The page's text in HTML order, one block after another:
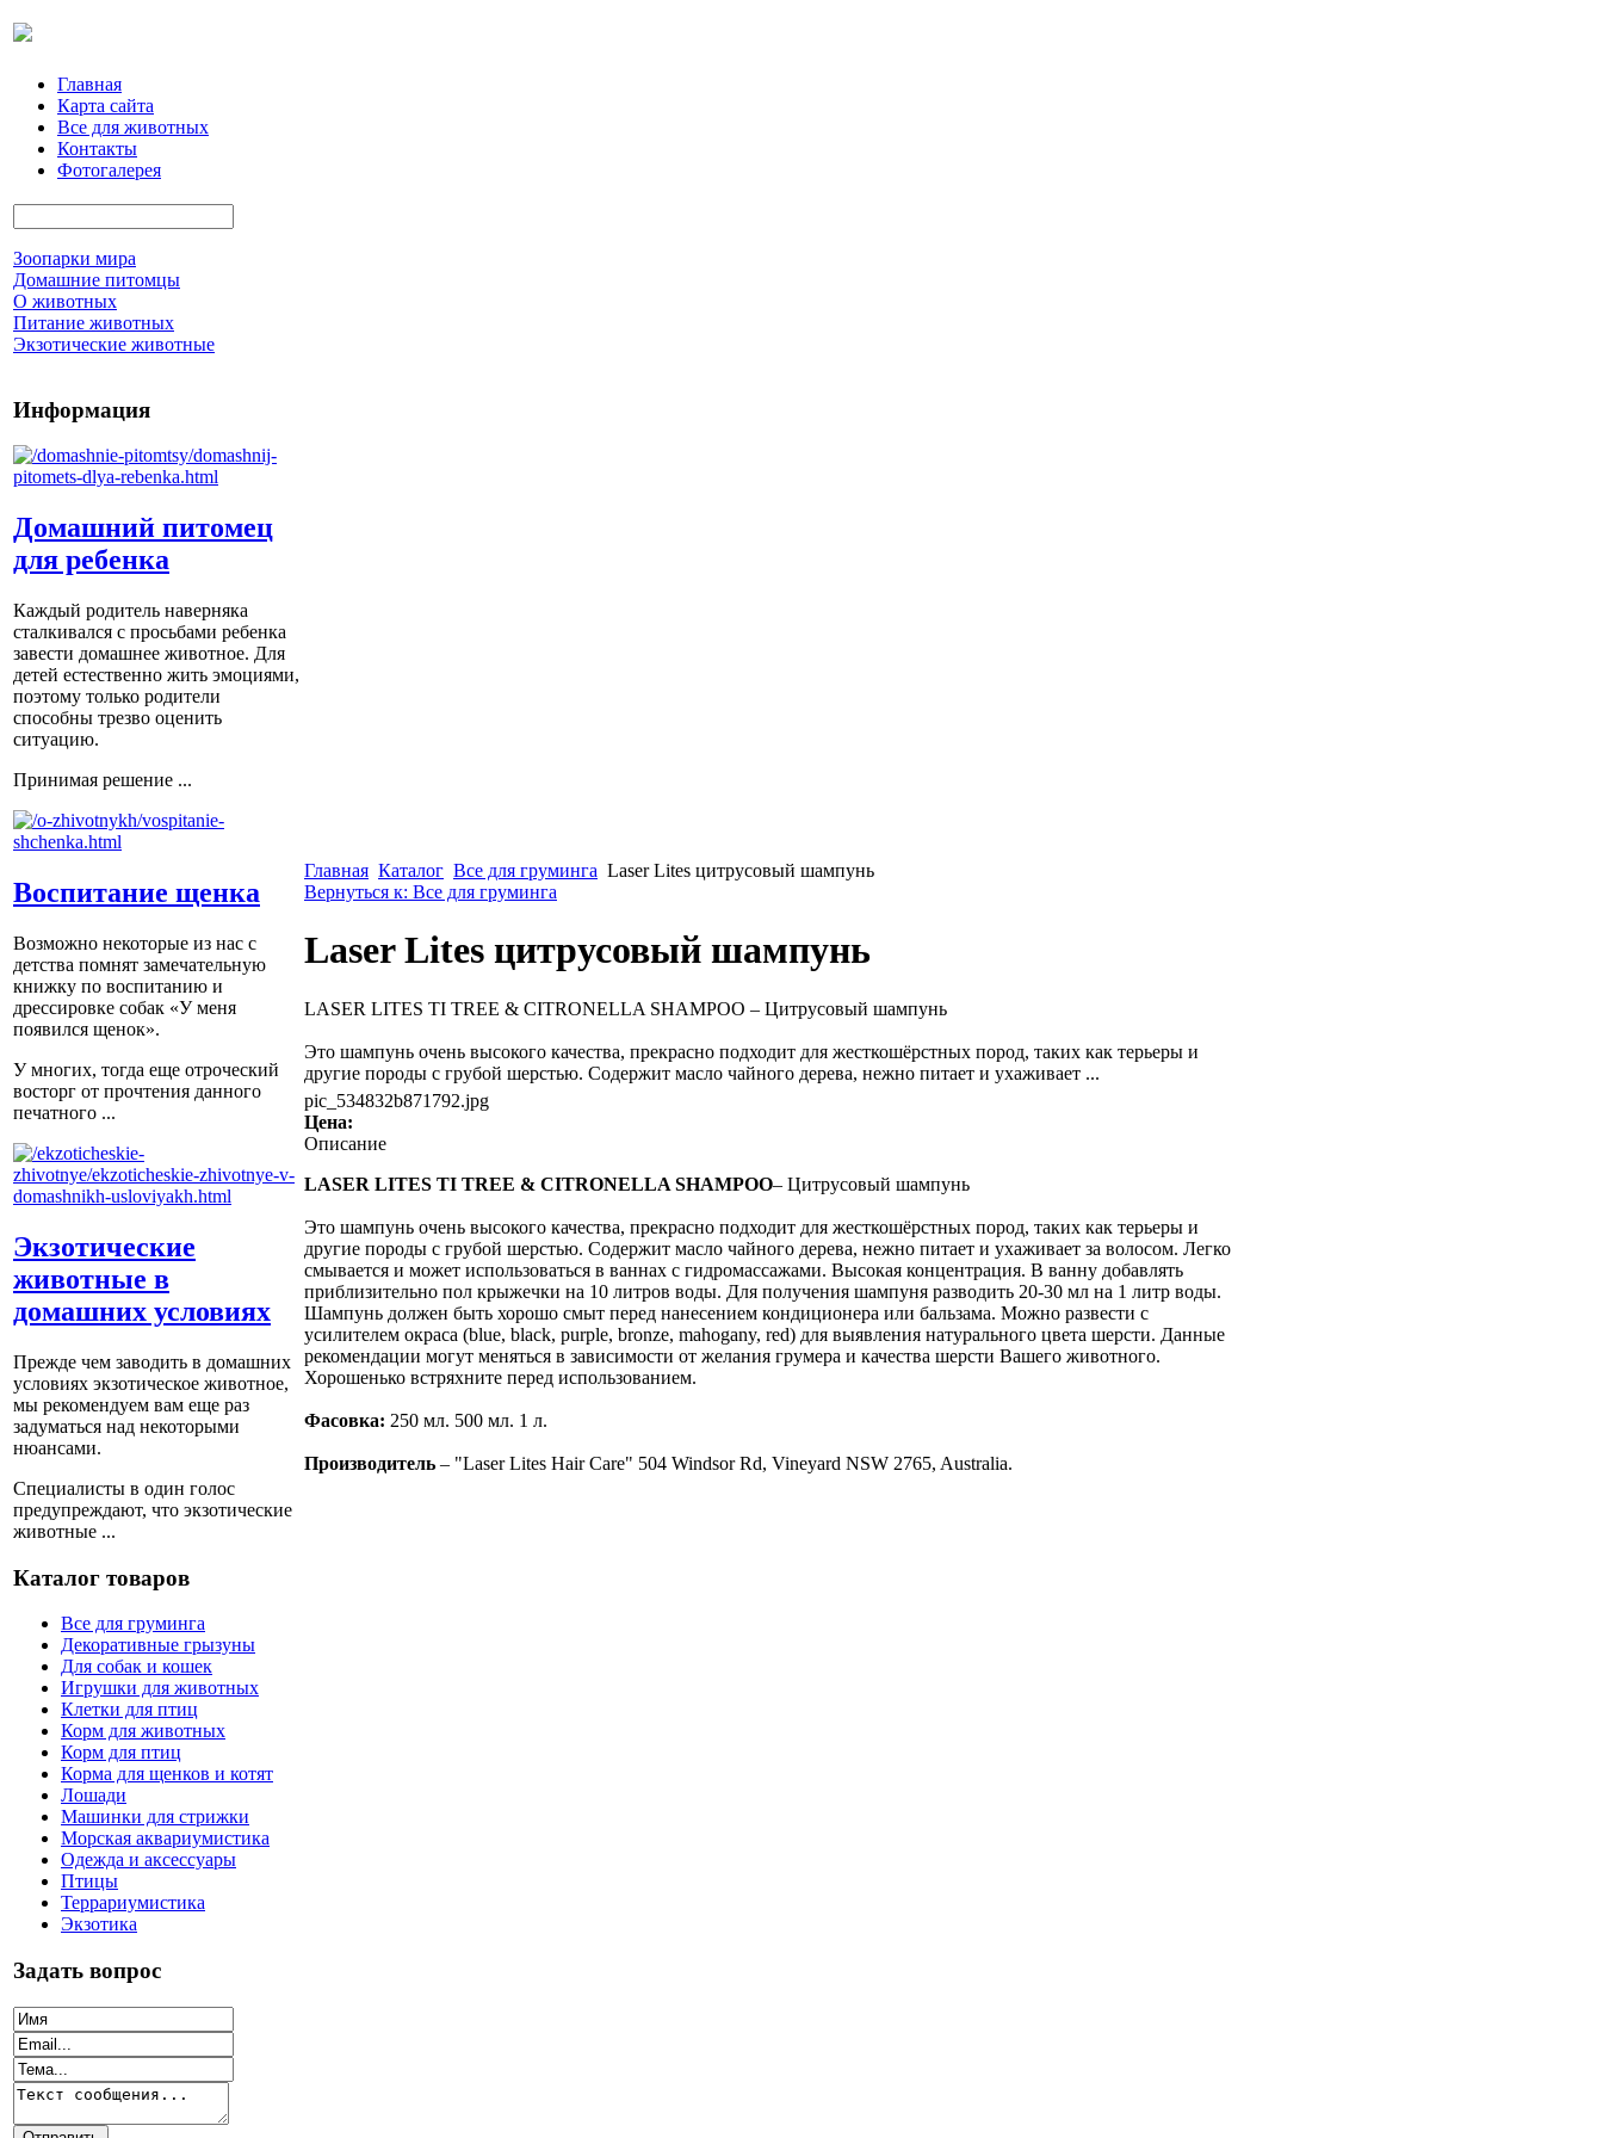
Главная
Карта сайта
Все для животных
Контакты
Фотогалерея
Зоопарки мира
Домашние питомцы
О животных
Питание животных
Экзотические животные
Информация
Домашний питомец
для ребенка
Каждый родитель наверняка
сталкивался с просьбами ребенка
завести домашнее животное. Для
детей естественно жить эмоциями,
поэтому только родители
способны трезво оценить
ситуацию.
Принимая решение ...
Воспитание щенка
Возможно некоторые из нас с
детства помнят замечательную
книжку по воспитанию и
дрессировке собак «У меня
появился щенок».
У многих, тогда еще отроческий
восторг от прочтения данного
печатного ...
Экзотические
животные в
домашних условиях
Прежде чем заводить в домашних
условиях экзотическое животное,
мы рекомендуем вам еще раз
задуматься над некоторыми
нюансами.
Специалисты в один голос
предупреждают, что экзотические
животные ...
Каталог товаров
Все для груминга
Декоративные грызуны
Для собак и кошек
Игрушки для животных
Клетки для птиц
Корм для животных
Корм для птиц
Корма для щенков и котят
Лошади
Машинки для стрижки
Морская аквариумистика
Одежда и аксессуары
Птицы
Террариумистика
Экзотика
Задать вопрос
Главная Каталог Все для груминга Laser Lites цитрусовый шампунь
Вернуться к: Все для груминга
Laser Lites цитрусовый шампунь
LASER LITES TI TREE & CITRONELLA SHAMPOO – Цитрусовый шампунь
Это шампунь очень высокого качества, прекрасно подходит для жесткошёрстных пород, таких как терьеры и
другие породы с грубой шерстью. Содержит масло чайного дерева, нежно питает и ухаживает ...
pic_534832b871792.jpg
Цена:
Описание
LASER LITES TI TREE & CITRONELLA SHAMPOO– Цитрусовый шампунь
Это шампунь очень высокого качества, прекрасно подходит для жесткошёрстных пород, таких как терьеры и
другие породы с грубой шерстью. Содержит масло чайного дерева, нежно питает и ухаживает за волосом. Легко
смывается и может использоваться в ваннах с гидромассажами. Высокая концентрация. В ванну добавлять
приблизительно пол крыжечки на 10 литров воды. Для получения шампуня разводить 20-30 мл на 1 литр воды.
Шампунь должен быть хорошо смыт перед нанесением кондиционера или бальзама. Можно развести с
усилителем окраса (blue, black, purple, bronze, mahogany, red) для выявления натурального цвета шерсти. Данные
рекомендации могут меняться в зависимости от желания грумера и качества шерсти Вашего животного.
Хорошенько встряхните перед использованием.
Фасовка: 250 мл. 500 мл. 1 л.
Производитель – "Laser Lites Hair Care" 504 Windsor Rd, Vineyard NSW 2765, Australia.